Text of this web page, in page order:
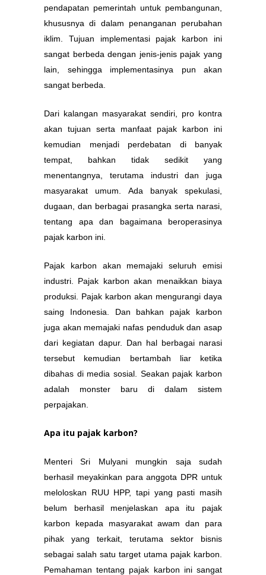
pendapatan pemerintah untuk pembangunan,
khususnya di dalam penanganan perubahan
iklim. Tujuan implementasi pajak karbon ini
sangat berbeda dengan jenis-jenis pajak yang
lain, sehingga implementasinya pun akan
sangat berbeda.
Dari kalangan masyarakat sendiri, pro kontra
akan tujuan serta manfaat pajak karbon ini
kemudian menjadi perdebatan di banyak
tempat, bahkan tidak sedikit yang
menentangnya, terutama industri dan juga
masyarakat umum. Ada banyak spekulasi,
dugaan, dan berbagai prasangka serta narasi,
tentang apa dan bagaimana beroperasinya
pajak karbon ini.
Pajak karbon akan memajaki seluruh emisi
industri. Pajak karbon akan menaikkan biaya
produksi. Pajak karbon akan mengurangi daya
saing Indonesia. Dan bahkan pajak karbon
juga akan memajaki nafas penduduk dan asap
dari kegiatan dapur. Dan hal berbagai narasi
tersebut kemudian bertambah liar ketika
dibahas di media sosial. Seakan pajak karbon
adalah monster baru di dalam sistem
perpajakan.
Apa itu pajak karbon?
Menteri Sri Mulyani mungkin saja sudah
berhasil meyakinkan para anggota DPR untuk
meloloskan RUU HPP, tapi yang pasti masih
belum berhasil menjelaskan apa itu pajak
karbon kepada masyarakat awam dan para
pihak yang terkait, terutama sektor bisnis
sebagai salah satu target utama pajak karbon.
Pemahaman tentang pajak karbon ini sangat